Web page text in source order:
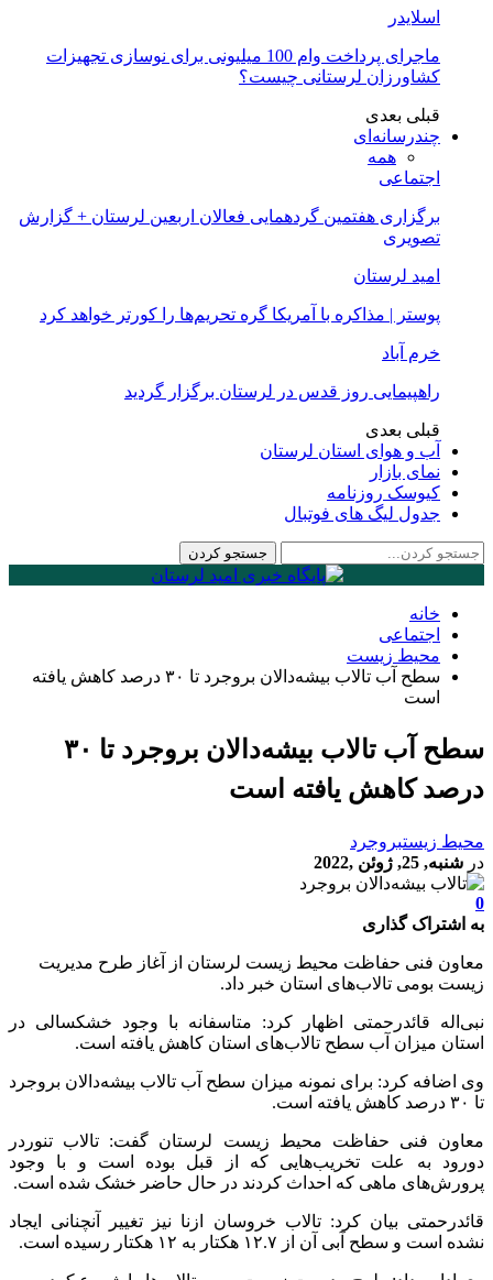
اسلایدر
ماجرای پرداخت وام 100 میلیونی برای نوسازی تجهیزات
کشاورزان لرستانی چیست؟
قبلی بعدی
چندرسانه‌ای
همه
اجتماعی
برگزاری هفتمین گردهمایی فعالان اربعین لرستان + گزارش
تصویری
امید لرستان
پوستر | مذاکره با آمریکا گره تحریم‌ها را کورتر خواهد کرد
خرم آباد
راهپیمایی روز قدس در لرستان برگزار گردید
قبلی بعدی
آب و هوای استان لرستان
نمای بازار
کیوسک روزنامه
جدول لیگ های فوتبال
خانه
اجتماعی
محیط زیست
سطح آب تالاب بیشه‌دالان بروجرد تا ۳۰ درصد کاهش یافته
است
سطح آب تالاب بیشه‌دالان بروجرد تا ۳۰
درصد کاهش یافته است
محیط زیستبروجرد
در شنبه, 25, ژوئن ,2022
0
به اشتراک گذاری
معاون فنی حفاظت محیط زیست لرستان از آغاز طرح مدیریت
زیست بومی تالاب‌های استان خبر داد.
نبی‌اله قائدرحمتی اظهار کرد: متاسفانه با وجود خشکسالی در
استان میزان آب سطح تالاب‌های استان کاهش یافته است.
وی اضافه کرد: برای نمونه میزان سطح آب تالاب بیشه‌دالان بروجرد
تا ۳۰ درصد کاهش یافته است.
معاون فنی حفاظت محیط زیست لرستان گفت: تالاب تنوردر
دورود به علت تخریب‌هایی که از قبل بوده است و با وجود
پرورش‌های ماهی که احداث کردند در حال حاضر خشک شده است.
قائدرحمتی بیان کرد: تالاب خروسان ازنا نیز تغییر آنچنانی ایجاد
نشده است و سطح آبی آن از ۱۲.۷ هکتار به ۱۲ هکتار رسیده است.